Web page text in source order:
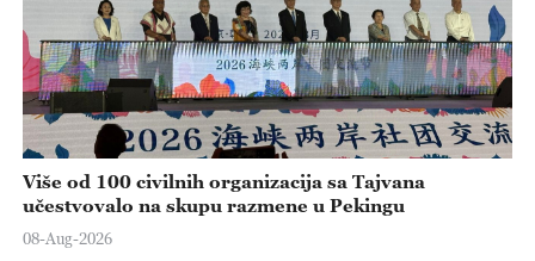
Više od 100 civilnih organizacija sa Tajvana
učestvovalo na skupu razmene u Pekingu
08-Aug-2026